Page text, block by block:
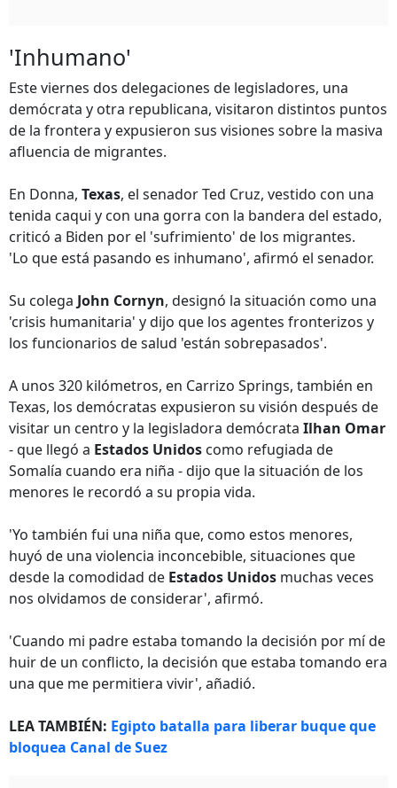
'Inhumano'
Este viernes dos delegaciones de legisladores, una
demócrata y otra republicana, visitaron distintos puntos
de la frontera y expusieron sus visiones sobre la masiva
afluencia de migrantes.
En Donna, Texas, el senador Ted Cruz, vestido con una
tenida caqui y con una gorra con la bandera del estado,
criticó a Biden por el 'sufrimiento' de los migrantes.
'Lo que está pasando es inhumano', afirmó el senador.
Su colega John Cornyn, designó la situación como una
'crisis humanitaria' y dijo que los agentes fronterizos y
los funcionarios de salud 'están sobrepasados'.
A unos 320 kilómetros, en Carrizo Springs, también en
Texas, los demócratas expusieron su visión después de
visitar un centro y la legisladora demócrata Ilhan Omar
- que llegó a Estados Unidos como refugiada de
Somalía cuando era niña - dijo que la situación de los
menores le recordó a su propia vida.
'Yo también fui una niña que, como estos menores,
huyó de una violencia inconcebible, situaciones que
desde la comodidad de Estados Unidos muchas veces
nos olvidamos de considerar', afirmó.
'Cuando mi padre estaba tomando la decisión por mí de
huir de un conflicto, la decisión que estaba tomando era
una que me permitiera vivir', añadió.
LEA TAMBIÉN: Egipto batalla para liberar buque que
bloquea Canal de Suez